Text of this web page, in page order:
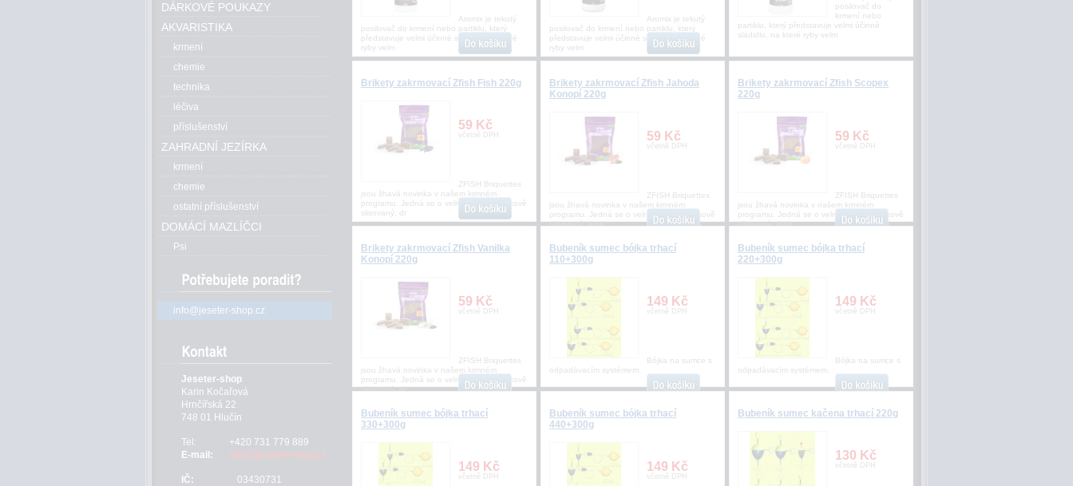
Aromix je tekutý
posilovač do krmení nebo partiklu, který
představuje velmi účinné sladidlo, na které
ryby velm
Aromix je tekutý
posilovač do krmení nebo partiklu, který
představuje velmi účinné sladidlo, na které
ryby velm
posilovač do
krmení nebo
partiklu, který představuje velmi účinné
sladidlo, na které ryby velm
Brikety zakrmovací Zfish Fish 220g
59 Kč
včetně DPH
ZFISH Briquettes
jsou žhavá novinka v našem krmném
programu. Jedná se o velmi kvalitní a tlakově
slisovaný, dr
Brikety zakrmovací Zfish Jahoda
Konopí 220g
59 Kč
včetně DPH
ZFISH Briquettes
jsou žhavá novinka v našem krmném
programu. Jedná se o velmi kvalitní a tlakově
slisovaný, drob
Brikety zakrmovací Zfish Scopex
220g
59 Kč
včetně DPH
ZFISH Briquettes
jsou žhavá novinka v našem krmném
programu. Jedná se o velmi kvalitní a tlakově
slisovaný, drob
Brikety zakrmovací Zfish Vanilka
Konopí 220g
59 Kč
včetně DPH
ZFISH Briquettes
jsou žhavá novinka v našem krmném
programu. Jedná se o velmi kvalitní a tlakově
slisovaný, dr
Bubeník sumec bójka trhací
110+300g
149 Kč
včetně DPH
Bójka na sumce s
odpadávacím systémem.
Bubeník sumec bójka trhací
220+300g
149 Kč
včetně DPH
Bójka na sumce s
odpadávacím systémem.
Bubeník sumec bójka trhací
330+300g
149 Kč
včetně DPH
Bubeník sumec bójka trhací
440+300g
149 Kč
včetně DPH
Bubeník sumec kačena trhací 220g
130 Kč
včetně DPH
DÁRKOVÉ POUKAZY
AKVARISTIKA
krmení
chemie
technika
léčiva
příslušenství
ZAHRADNÍ JEZÍRKA
krmení
chemie
ostatní příslušenství
DOMÁCÍ MAZLÍČCI
Psi
info@jeseter-shop.cz
Jeseter-shop
Karin Kočařová
Hrnčířská 22
748 01 Hlučín
Tel:
+420 731 779 889
E-mail:
info@jeseter-shop.cz
IČ:
03430731